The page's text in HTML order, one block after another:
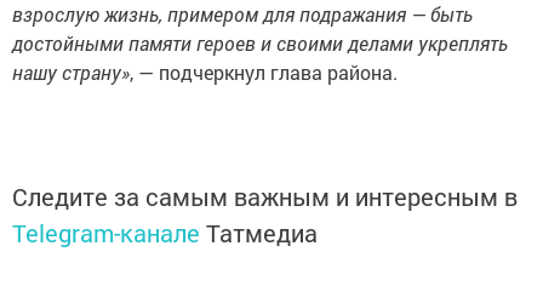
взрослую жизнь, примером для подражания — быть
достойными памяти героев и своими делами укреплять
нашу страну», — подчеркнул глава района.
Следите за самым важным и интересным в
Telegram-канале Татмедиа